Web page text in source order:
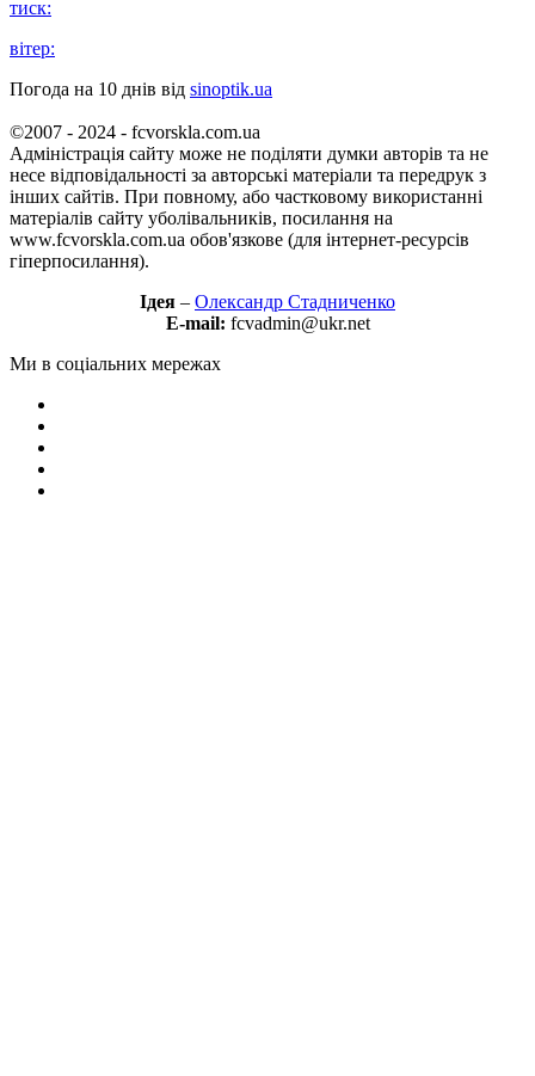
тиск:
вітер:
Погода на 10 днів від sinoptik.ua
©2007 - 2024 - fcvorskla.com.ua
Адміністрація сайту може не поділяти думки авторів та не
несе відповідальності за авторські матеріали та передрук з
інших сайтів. При повному, або частковому використанні
матеріалів сайту уболівальників, посилання на
www.fcvorskla.com.ua обов'язкове (для інтернет-ресурсів
гіперпосилання).
Ідея – Олександр Стадниченко
E-mail: fcvadmin@ukr.net
Ми в соціальних мережах